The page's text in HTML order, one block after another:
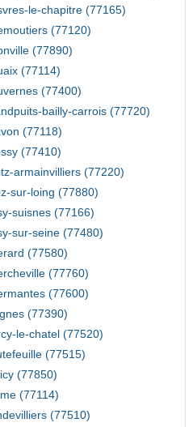
le-chapitre (77165)
(77120)
(77890)
(77114)
(77400)
bailly-carrois (77720)
(77118)
(77410)
armainvilliers (77220)
sur-loing (77880)
suisnes (77166)
sur-seine (77480)
(77580)
(77760)
(77600)
(77390)
le-chatel (77520)
(77515)
(77850)
(77114)
(77510)